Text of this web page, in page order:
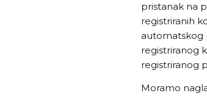
pristanak na
registriranih
automatskog
registriranog
registriranog
Moramo